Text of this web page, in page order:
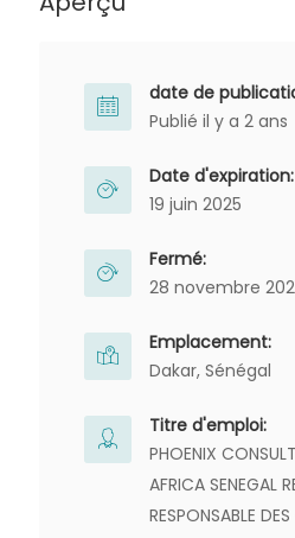
date de
Publié il y a 2 ans
Date d'expiration:
19 juin 2025
Fermé:
28 novembre
Emplacement:
Dakar, Sénégal
Titre d'emploi:
PHOENIX
AFRICA SENEGAL
RESPONSABLE